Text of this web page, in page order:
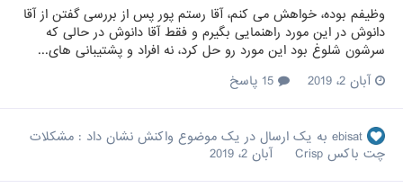
وظیفم بوده، خواهش می کنم، آقا رستم پور پس از بررسی گفتن از آقا
دانوش در این مورد راهنمایی بگیرم و فقط آقا دانوش در حالی که
سرشون شلوغ بود این مورد رو حل کرد، نه افراد و پشتیبانی های...
آبان 2، 2019
ebisat به یک ارسال در یک موضوع واکنش نشان داد : مشکلات
چت باکس Crisp
آبان 2، 2019